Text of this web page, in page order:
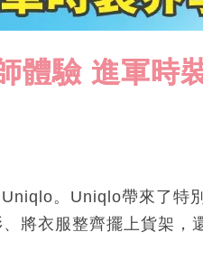
體驗 進軍時
。Uniqlo帶來了特
將衣服整齊擺上貨架，